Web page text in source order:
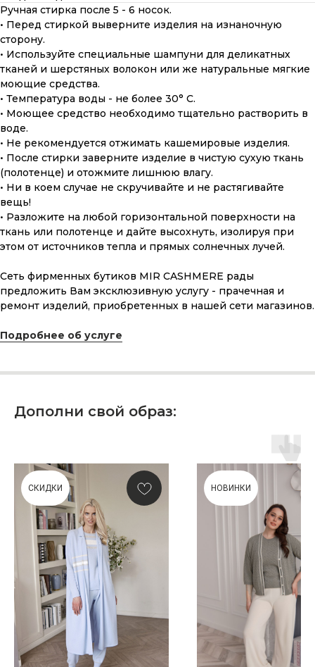
Ручная стирка после 5 - 6 носок.
• Перед стиркой выверните изделия на изнаночную
сторону.
• Используйте специальные шампуни для деликатных
тканей и шерстяных волокон или же натуральные мягкие
моющие средства.
• Температура воды - не более 30° С.
• Моющее средство необходимо тщательно растворить в
воде.
• Не рекомендуется отжимать кашемировые изделия.
• После стирки заверните изделие в чистую сухую ткань
(полотенце) и отожмите лишнюю влагу.
• Ни в коем случае не скручивайте и не растягивайте
вещь!
• Разложите на любой горизонтальной поверхности на
ткань или полотенце и дайте высохнуть, изолируя при
этом от источников тепла и прямых солнечных лучей.
Сеть фирменных бутиков MIR CASHMERE рады
предложить Вам эксклюзивную услугу - прачечная и
ремонт изделий, приобретенных в нашей сети магазинов.
Подробнее об услуге
Дополни свой образ:
СКИДКИ НОВИНКИ
ПОДАРОЧНАЯ КАРТА
Что может быть лучше подарка,
сделанного с любовью, теплом
Скидка 10% за подписку
на Телеграм канал
Хотите быть в курсе всех новинок
и акций, подпишитесь на email рассылку
Новинки, акции, подарки
и модный журнал — всё это
в нашем телеграмм канале:
MIR CASHMERE Official